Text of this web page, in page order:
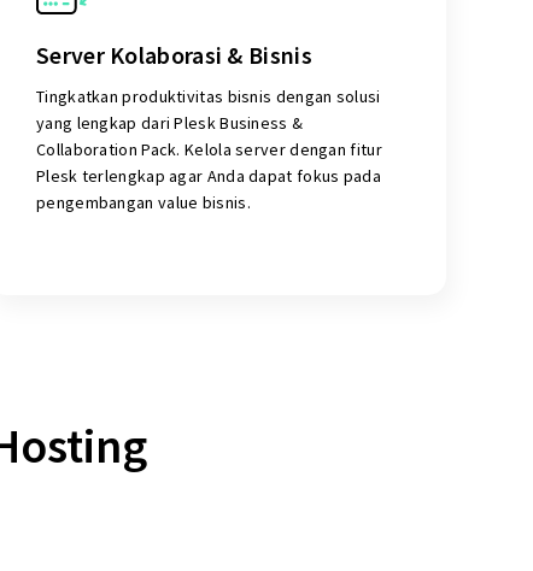
Server Kolaborasi & Bisnis
Tingkatkan produktivitas bisnis dengan solusi
yang lengkap dari Plesk Business &
Collaboration Pack. Kelola server dengan fitur
Plesk terlengkap agar Anda dapat fokus pada
pengembangan value bisnis.